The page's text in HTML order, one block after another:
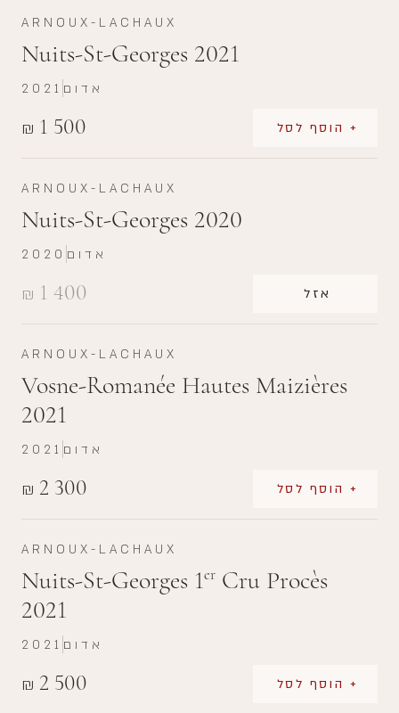
ARNOUX-LACHAUX
Nuits-St-Georges 2021
₪ 1 500 + הוסף לסל
2021 אדום
ARNOUX-LACHAUX
Nuits-St-Georges 2020
₪ 1 400 אזל
2020 אדום
ARNOUX-LACHAUX
Vosne-Romanée Hautes Maizières
2021
₪ 2 300 + הוסף לסל
2021 אדום
ARNOUX-LACHAUX
Nuits-St-Georges 1er Cru Procès
2021
₪ 2 500 + הוסף לסל
2021 אדום